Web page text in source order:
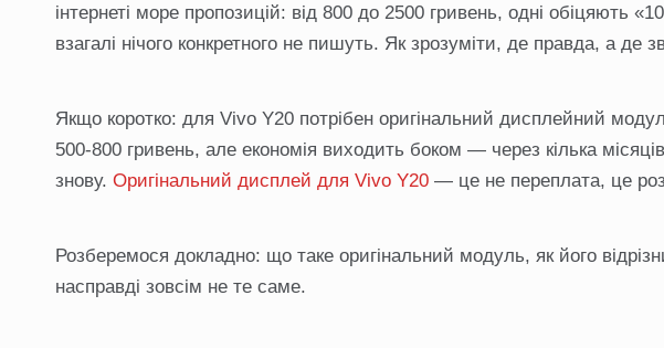
інтернеті море пропозицій: від 800 до 2500 гривень, одні обіцяють
взагалі нічого конкретного не пишуть. Як зрозуміти, де правда, а де
Якщо коротко: для Vivo Y20 потрібен оригінальний дисплейний
500-800 гривень, але економія виходить боком — через кілька
знову. Оригінальний дисплей для Vivo Y20 — це не переплата, це
Розберемося докладно: що таке оригінальний модуль, як його
насправді зовсім не те саме.